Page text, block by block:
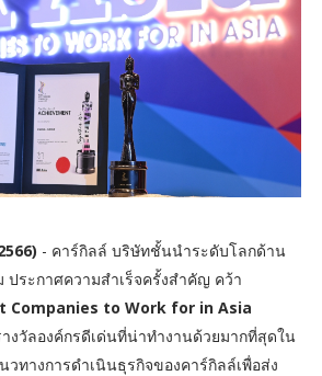
- คาร์กิลล์ บริษัทชั้นนำระดับโลกด้าน
ประกาศความสำเร็จครั้งสำคัญ คว้า
Companies to Work for in Asia
งวัลองค์กรดีเด่นที่น่าทำงานด้วยมากที่สุดใน
วทางการดำเนินธุรกิจของคาร์กิลล์เพื่อส่ง